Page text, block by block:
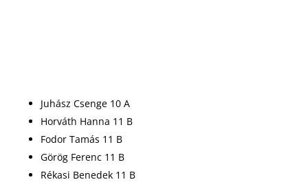
Juhász Csenge 10 A
Horváth Hanna 11 B
Fodor Tamás 11 B
Görög Ferenc 11 B
Rékasi Benedek 11 B